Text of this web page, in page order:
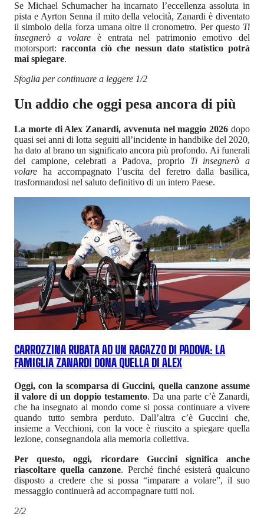
Se Michael Schumacher ha incarnato l’eccellenza assoluta in
pista e Ayrton Senna il mito della velocità, Zanardi è diventato
il simbolo della forza umana oltre il cronometro. Per questo Ti
insegnerò a volare è entrata nel patrimonio emotivo del
motorsport: racconta ciò che nessun dato statistico potrà
mai spiegare.
Sfoglia per continuare a leggere 1/2
Un addio che oggi pesa ancora di più
La morte di Alex Zanardi, avvenuta nel maggio 2026 dopo
quasi sei anni di lotta seguiti all’incidente in handbike del 2020,
ha dato al brano un significato ancora più profondo. Ai funerali
del campione, celebrati a Padova, proprio Ti insegnerò a
volare ha accompagnato l’uscita del feretro dalla basilica,
trasformandosi nel saluto definitivo di un intero Paese.
CARROZZINA RUBATA AD UN RAGAZZO DI PADOVA: LA
FAMIGLIA ZANARDI DONA QUELLA DI ALEX
Oggi, con la scomparsa di Guccini, quella canzone assume
il valore di un doppio testamento. Da una parte c’è Zanardi,
che ha insegnato al mondo come si possa continuare a vivere
quando tutto sembra perduto. Dall’altra c’è Guccini che,
insieme a Vecchioni, con la voce è riuscito a spiegare quella
lezione, consegnandola alla memoria collettiva.
Per questo, oggi, ricordare Guccini significa anche
riascoltare quella canzone. Perché finché esisterà qualcuno
disposto a credere che si possa “imparare a volare”, il suo
messaggio continuerà ad accompagnare tutti noi.
2/2